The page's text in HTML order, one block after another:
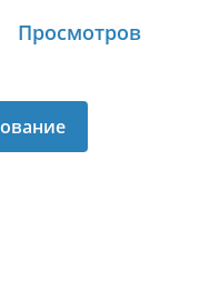
Просмотров